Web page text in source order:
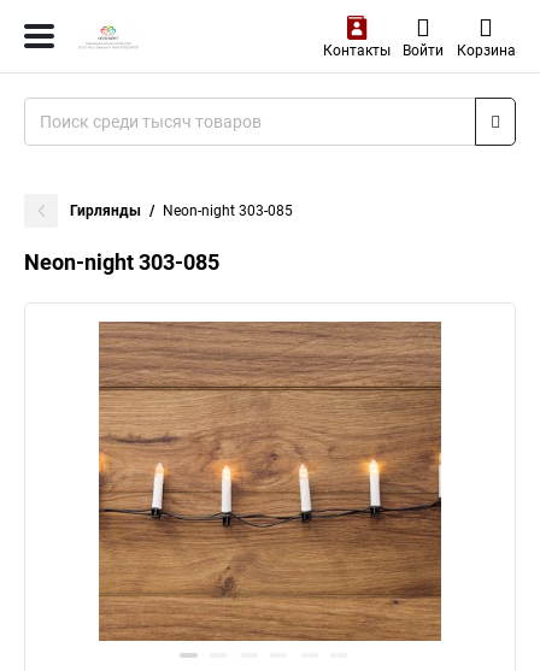
Контакты Войти Корзина
Гирлянды Neon-night 303-085
Neon-night 303-085